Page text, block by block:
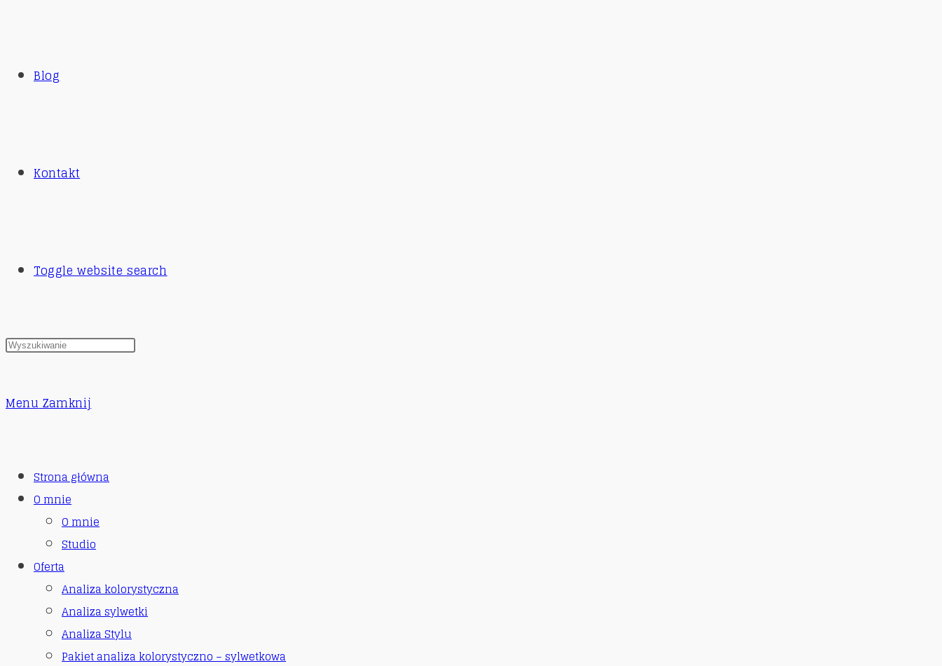
Blog
Kontakt
Toggle website search
Menu Zamknij
Strona główna
O mnie
O mnie
Studio
Oferta
Analiza kolorystyczna
Analiza sylwetki
Analiza Stylu
Pakiet analiza kolorystyczno – sylwetkowa